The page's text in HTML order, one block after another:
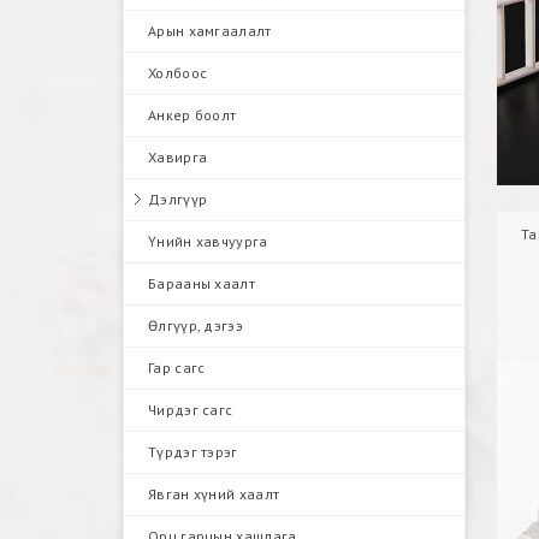
Арын хамгаалалт
Холбоос
Анкер боолт
Хавирга
Дэлгүүр
Үнийн хавчуурга
Барааны хаалт
Өлгүүр, дэгээ
Гар сагс
Чирдэг сагс
Түрдэг тэрэг
Явган хүний хаалт